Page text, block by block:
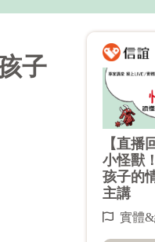
子
【直
小怪獸
孩子的
主講
實體